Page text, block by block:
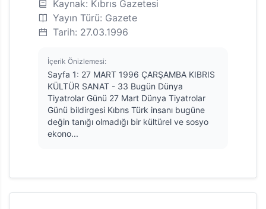
Kaynak: Kıbrıs Gazetesi
Yayın Türü: Gazete
Tarih: 27.03.1996
İçerik Önizlemesi:
Sayfa 1: 27 MART 1996 ÇARŞAMBA KIBRIS
KÜLTÜR SANAT - 33 Bugün Dünya
Tiyatrolar Günü 27 Mart Dünya Tiyatrolar
Günü bildirgesi Kıbrıs Türk insanı bugüne
değin tanığı olmadığı bir kültürel ve sosyo
ekono...